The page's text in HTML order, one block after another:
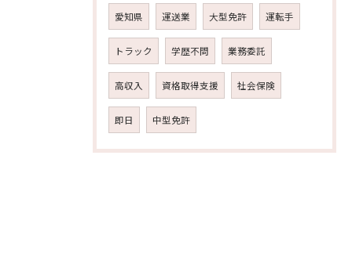
愛知県 運送業 大型免許 運転手
トラック 学歴不問 業務委託
高収入 資格取得支援 社会保険
即日 中型免許